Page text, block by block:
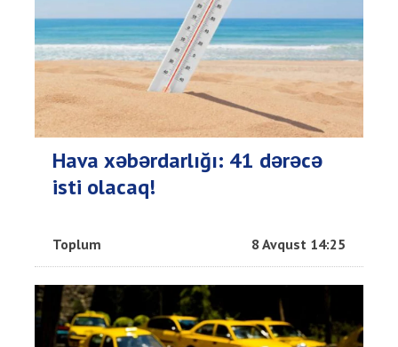
Hava xəbərdarlığı: 41 dərəcə
isti olacaq!
Toplum 8 Avqust 14:25